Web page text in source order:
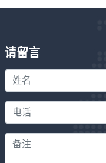
请留言